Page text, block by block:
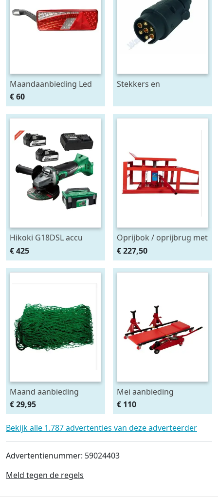
Maandaanbieding Led
achterlicht 12-24V links
m. breedtelamp
€ 60
Stekkers en
Hikoki G18DSL accu
haakse slijper (2x5Ah +
HSCII)
€ 425
Oprijbok / oprijbrug met
ingebouwde krik. set
2stuks
€ 227,50
Maand aanbieding
Afdeknet 4x2 mtr maas
4.5 x 4.5 cm
€ 29,95
Mei aanbieding
Monteursligkar+2 tons
krik + 2 assteunen
€ 110
Bekijk alle 1.787 advertenties van deze adverteerder
Advertentienummer: 59024403
Meld tegen de regels